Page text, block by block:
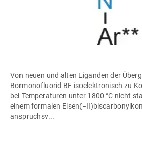
Von neuen und alten Liganden der
Bormonofluorid BF isoelektronisch zu
bei Temperaturen unter 1800 °C nicht
einem formalen
anspruchsv...